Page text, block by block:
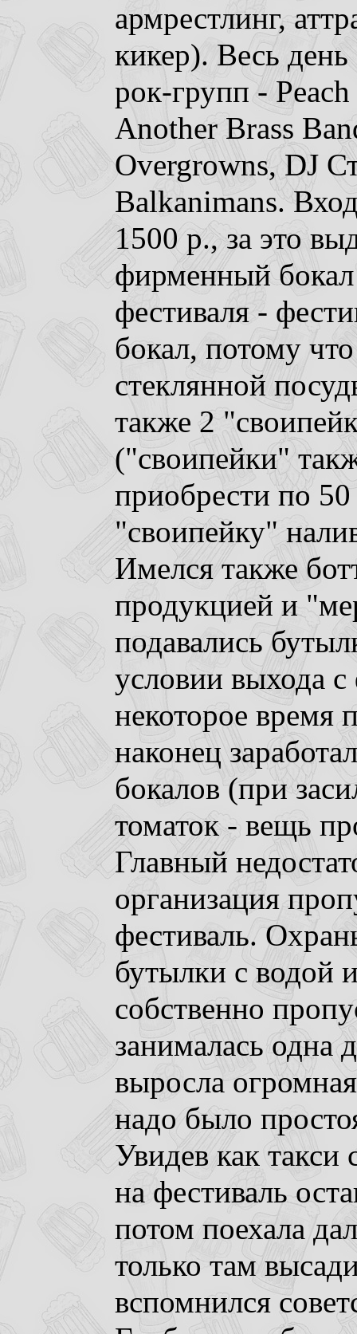
армрестлинг,
кикер). Весь
рок-групп -
Another Brass
Overgrowns, DJ
Balkanimans.
1500 р., за это
фирменный
фестиваля -
бокал, потому
стеклянной
также 2
("своипейки"
приобрести по
"своипейку"
Имелся также
продукцией и
подавались
условии выхода с
некоторое время
наконец
бокалов (при
томаток - вещь
Главный
организация
фестиваль.
бутылки с водой
собственно
занималась одна
выросла
надо было
Увидев как
на фестиваль
потом поехала
только там
вспомнился